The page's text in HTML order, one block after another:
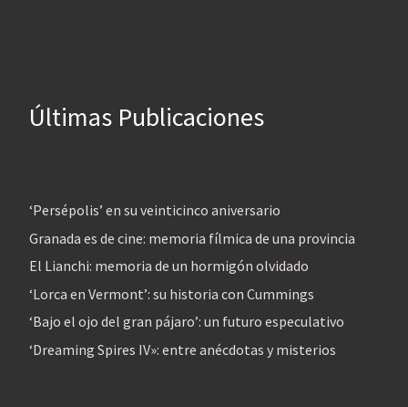
Últimas Publicaciones
‘Persépolis’ en su veinticinco aniversario
Granada es de cine: memoria fílmica de una provincia
El Lianchi: memoria de un hormigón olvidado
‘Lorca en Vermont’: su historia con Cummings
‘Bajo el ojo del gran pájaro’: un futuro especulativo
‘Dreaming Spires IV»: entre anécdotas y misterios